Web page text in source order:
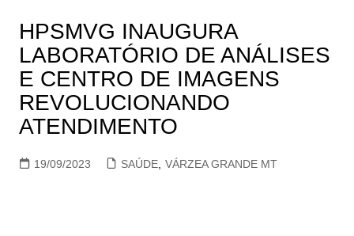
HPSMVG INAUGURA
LABORATÓRIO DE ANÁLISES
E CENTRO DE IMAGENS
REVOLUCIONANDO
ATENDIMENTO
19/09/2023 SAÚDE, VÁRZEA GRANDE MT